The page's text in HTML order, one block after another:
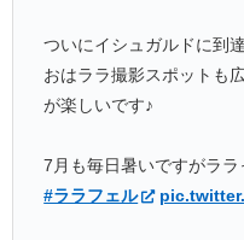
ついにイシュガルドに到
おはララ撮影スポットも
が楽しいです♪
7月も毎日暑いですがラ
#ララフェル